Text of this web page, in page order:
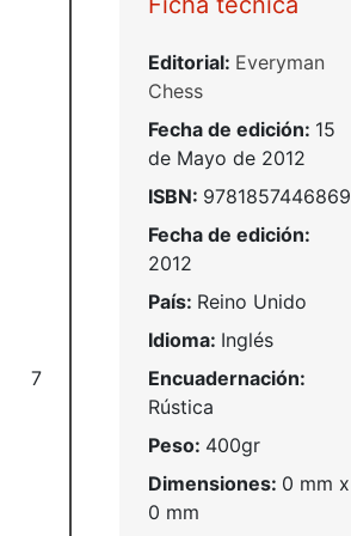
7
Editorial: Everyman
Chess
Fecha de edición: 15
de Mayo de 2012
ISBN: 9781857446869
Fecha de edición:
2012
País: Reino Unido
Idioma: Inglés
Encuadernación:
Rústica
Peso: 400gr
Dimensiones: 0 mm x
0 mm